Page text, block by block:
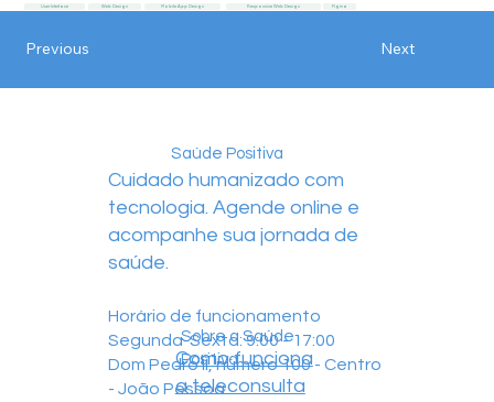
User Interface Web Design Mobile App Design Responsive Web Design Figma
Previous Next
Cuidado humanizado com
tecnologia. Agende online e
acompanhe sua jornada de
saúde.
Horário de funcionamento
Segunda-Sexta: 9:00 - 17:00
Dom Pedro II, número 100 - Centro
- João Pessoa
Sobre a Saúde
Positiva
Como funciona
a teleconsulta
Saúde Positiva